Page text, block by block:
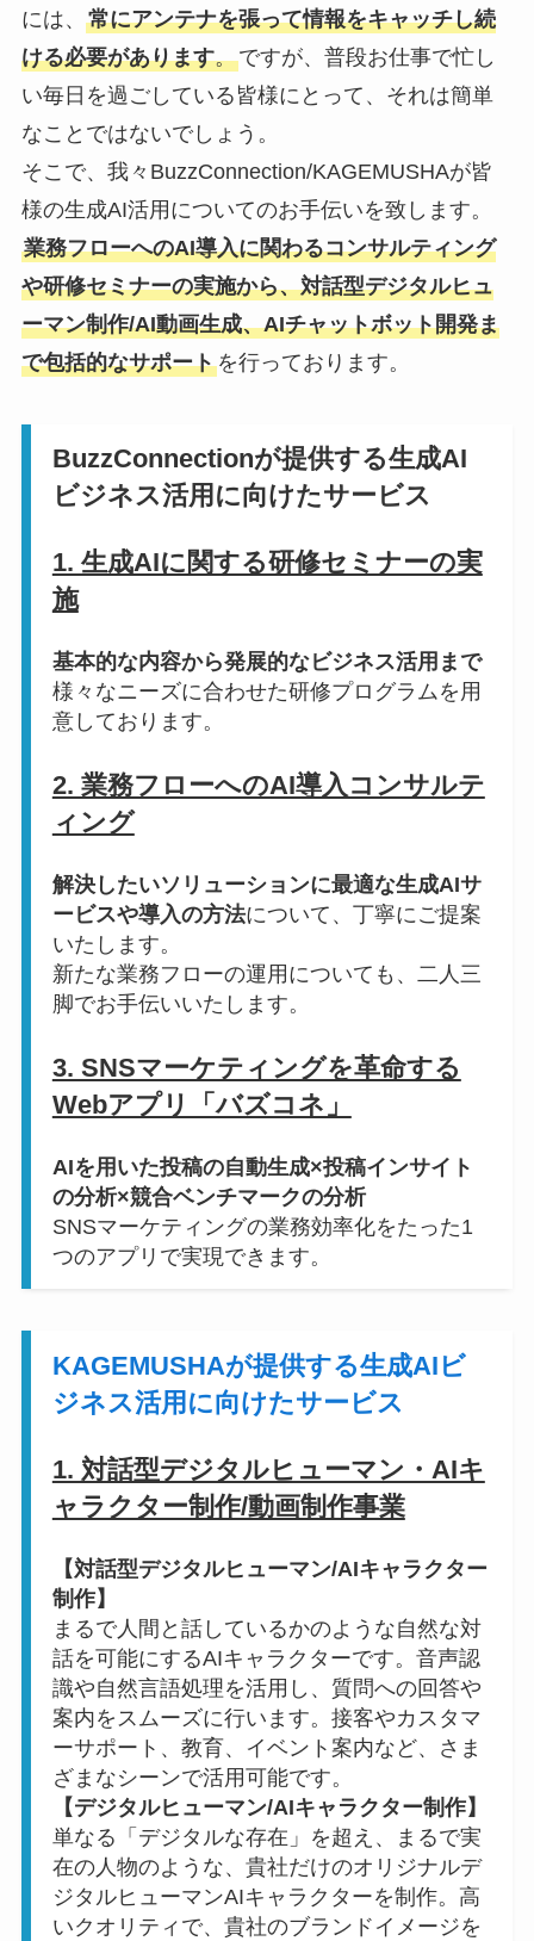
には、 常にアンテナを張って情報をキャッチし続
ける必要があります。ですが、普段お仕事で忙し
い毎日を過ごしている皆様にとって、それは簡単
なことではないでしょう。
そこで、我々BuzzConnection/KAGEMUSHAが皆
様の生成AI活用についてのお手伝いを致します。
業務フローへのAI導入に関わるコンサルティング
や研修セミナーの実施から、対話型デジタルヒュ
ーマン制作/AI動画生成、AIチャットボット開発ま
で包括的なサポートを行っております。
BuzzConnectionが提供する生成AI
ビジネス活用に向けたサービス
1. 生成AIに関する研修セミナーの実
施
基本的な内容から発展的なビジネス活用まで
様々なニーズに合わせた研修プログラムを用
意しております。
2. 業務フローへのAI導入コンサルテ
ィング
解決したいソリューションに最適な生成AIサ
ービスや導入の方法について、丁寧にご提案
いたします。
新たな業務フローの運用についても、二人三
脚でお手伝いいたします。
3. SNSマーケティングを革命する
Webアプリ「バズコネ」
AIを用いた投稿の自動生成×投稿インサイト
の分析×競合ベンチマークの分析
SNSマーケティングの業務効率化をたった1
つのアプリで実現できます。
KAGEMUSHAが提供する生成AIビ
ジネス活用に向けたサービス
1. 対話型デジタルヒューマン・AIキ
ャラクター制作/動画制作事業
【対話型デジタルヒューマン/AIキャラクター
制作】
まるで人間と話しているかのような自然な対
話を可能にするAIキャラクターです。音声認
識や自然言語処理を活用し、質問への回答や
案内をスムーズに行います。接客やカスタマ
ーサポート、教育、イベント案内など、さま
ざまなシーンで活用可能です。
【デジタルヒューマン/AIキャラクター制作】
単なる「デジタルな存在」を超え、まるで実
在の人物のような、貴社だけのオリジナルデ
ジタルヒューマンAIキャラクターを制作。高
いクオリティで、貴社のブランドイメージを